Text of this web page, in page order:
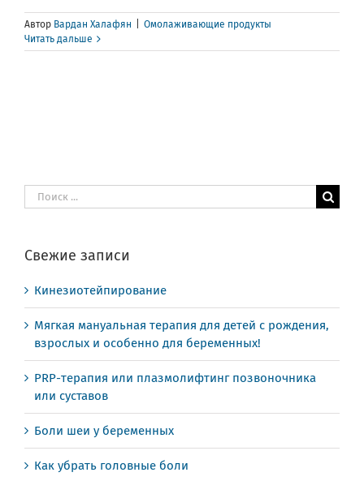
Автор Вардан Халафян
Омолаживающие продукты
Читать дальше
Результат
поиска:
Свежие записи
Кинезиотейпирование
Мягкая мануальная терапия для детей с рождения,
взрослых и особенно для беременных!
PRP-терапия или плазмолифтинг позвоночника
или суставов
Боли шеи у беременных
Как убрать головные боли